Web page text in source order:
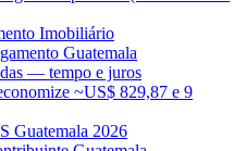
Imobiliário
Guatemala
— tempo e juros
~US$ 829,87 e 9
Guatemala 2026